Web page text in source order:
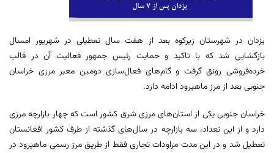
یزدان در شهرستان زیرکوه بعد از هفت سال تعطیلی در شهریور امسال
بازگشایی شد که با تاکید و حمایت رئیس جمهور فعالیت آن در قالب
خرده‌فروشی رونق گرفت و گام‌های فعال‌سازی دومین معبر مرزی خراسان
جنوبی بعد از مرز ماهیرود ادامه دارد.
خراسان جنوبی یکی از استان‌های مرزی شرق کشور است که چهار بازارچه مرزی
دارد و از این تعداد، سه بازارچه در سال‌های گذشته از طرف کشور افغانستان
تعطیل شد و در این مدت مراودات تجاری فقط از طریق مرز رسمی ماهیرود در